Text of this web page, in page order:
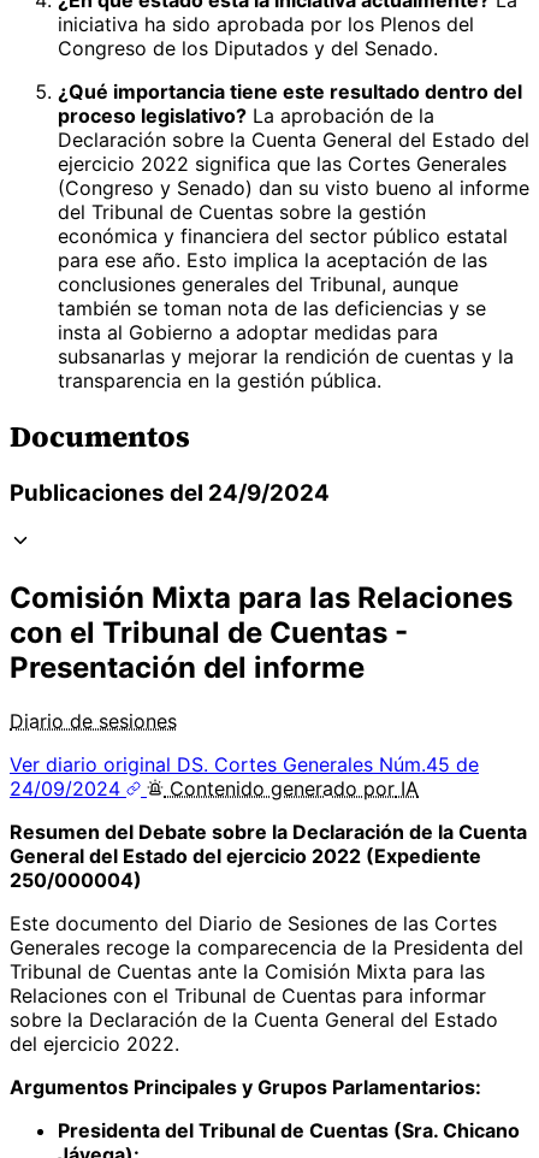
iniciativa ha sido aprobada por los Plenos del
Congreso de los Diputados y del Senado.
¿Qué importancia tiene este resultado dentro del
proceso legislativo? La aprobación de la
Declaración sobre la Cuenta General del Estado del
ejercicio 2022 significa que las Cortes Generales
(Congreso y Senado) dan su visto bueno al informe
del Tribunal de Cuentas sobre la gestión
económica y financiera del sector público estatal
para ese año. Esto implica la aceptación de las
conclusiones generales del Tribunal, aunque
también se toman nota de las deficiencias y se
insta al Gobierno a adoptar medidas para
subsanarlas y mejorar la rendición de cuentas y la
transparencia en la gestión pública.
Documentos
Publicaciones del 24/9/2024
Comisión Mixta para las Relaciones
con el Tribunal de Cuentas -
Presentación del informe
Diario de sesiones
Ver diario original DS. Cortes Generales Núm.45 de
24/09/2024
Contenido generado por IA
Resumen del Debate sobre la Declaración de la Cuenta
General del Estado del ejercicio 2022 (Expediente
250/000004)
Este documento del Diario de Sesiones de las Cortes
Generales recoge la comparecencia de la Presidenta del
Tribunal de Cuentas ante la Comisión Mixta para las
Relaciones con el Tribunal de Cuentas para informar
sobre la Declaración de la Cuenta General del Estado
del ejercicio 2022.
Argumentos Principales y Grupos Parlamentarios:
Presidenta del Tribunal de Cuentas (Sra. Chicano